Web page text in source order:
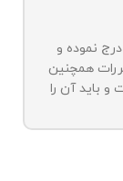
نموده و
همچنین
و باید آن را